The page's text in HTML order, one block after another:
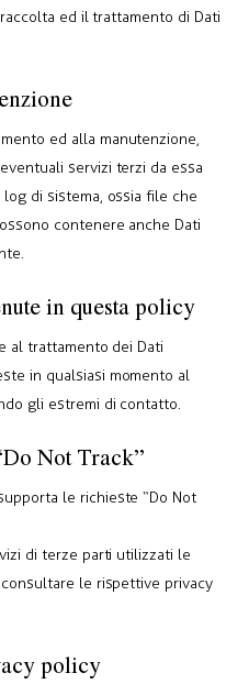
ed il trattamento di Dati
ed alla manutenzione,
servizi terzi da essa
di sistema, ossia file che
contenere anche Dati
in questa policy
al trattamento dei Dati
in qualsiasi momento al
gli estremi di contatto.
Not Track”
le richieste “Do Not
di terze parti utilizzati le
le rispettive privacy
policy